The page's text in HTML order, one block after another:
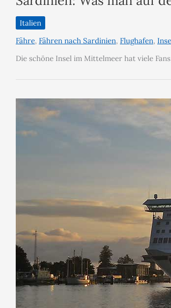
Italien
Fähre, Fähren nach Sardinien, Flughafen,
Die schöne Insel im Mittelmeer hat viele